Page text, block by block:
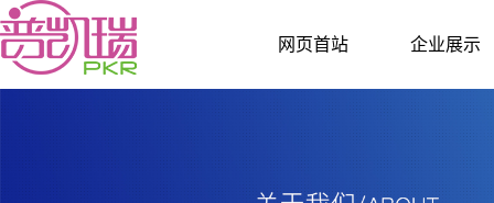
网页首站 企业展示